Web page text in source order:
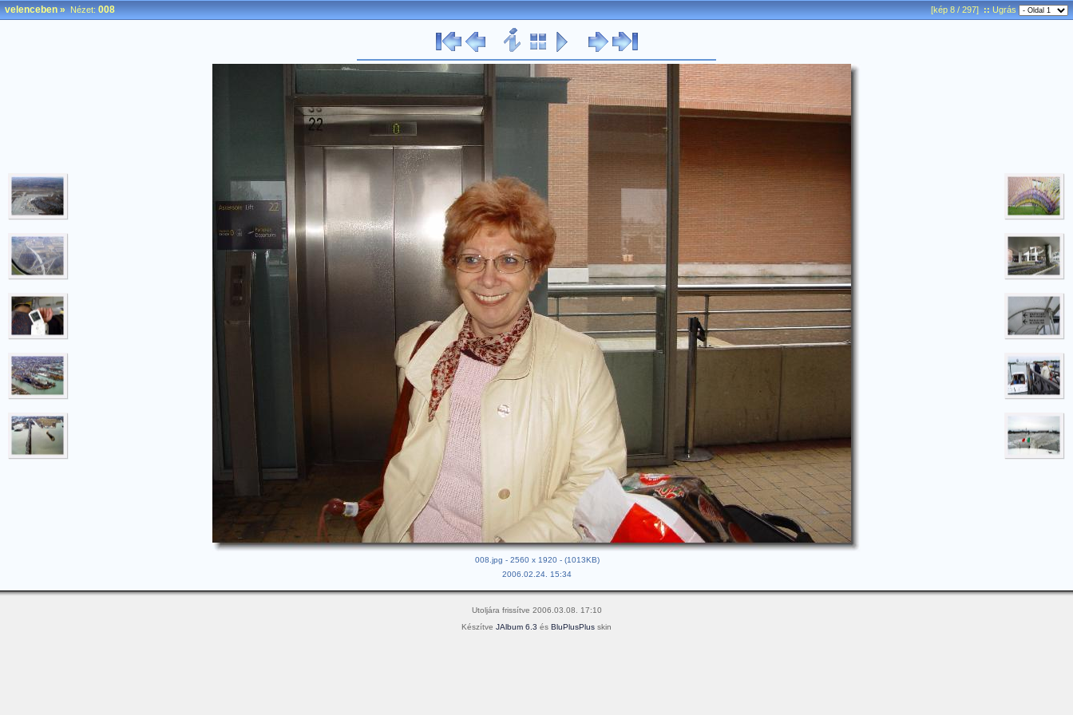
velenceben»Nézet:008 [kép 8 / 297] ::Ugrás
008.jpg - 2560 x 1920 - (1013KB)
2006.02.24. 15:34
Utoljára frissítve 2006.03.08. 17:10
Készítve JAlbum 6.3 és BluPlusPlus skin